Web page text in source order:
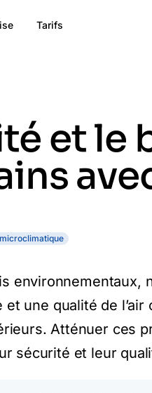
Tarifs
et le
environnementaux,
une qualité de l’air
Atténuer ces
sécurité et leur